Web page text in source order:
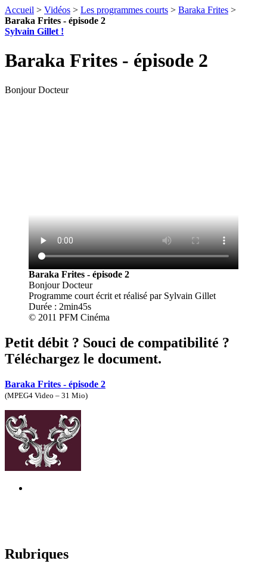
Accueil > Vidéos > Les programmes courts > Baraka Frites >
Baraka Frites - épisode 2
Sylvain Gillet !
Baraka Frites - épisode 2
Bonjour Docteur
Baraka Frites - épisode 2
Bonjour Docteur
Programme court écrit et réalisé par Sylvain Gillet
Durée : 2min45s
© 2011 PFM Cinéma
Petit débit ? Souci de compatibilité ?
Téléchargez le document.
Baraka Frites - épisode 2
(MPEG4 Video – 31 Mio)
Rubriques